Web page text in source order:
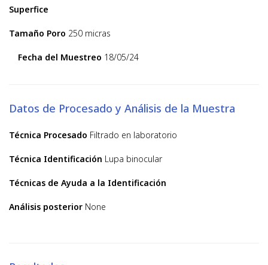
Superfice
Tamaño Poro 250 micras
Fecha del Muestreo 18/05/24
Datos de Procesado y Análisis de la Muestra
Técnica Procesado Filtrado en laboratorio
Técnica Identificación Lupa binocular
Técnicas de Ayuda a la Identificación
Análisis posterior None